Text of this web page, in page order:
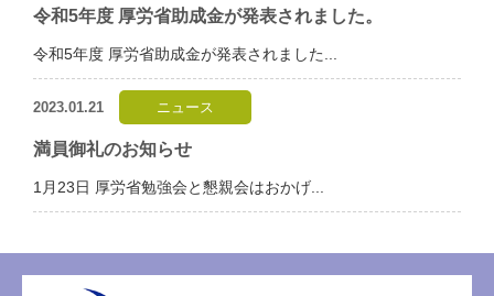
令和5年度 厚労省助成金が発表されました。
令和5年度 厚労省助成金が発表されました...
2023.01.21 ニュース
満員御礼のお知らせ
1月23日 厚労省勉強会と懇親会はおかげ...